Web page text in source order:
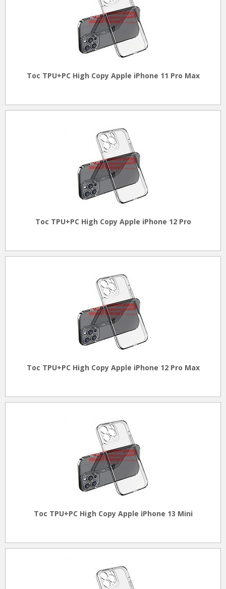
Toc TPU+PC High Copy Apple iPhone 11 Pro Max
Toc TPU+PC High Copy Apple iPhone 12 Pro
Toc TPU+PC High Copy Apple iPhone 12 Pro Max
Toc TPU+PC High Copy Apple iPhone 13 Mini